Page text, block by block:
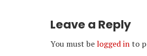
Leave a Reply
You must belogged into